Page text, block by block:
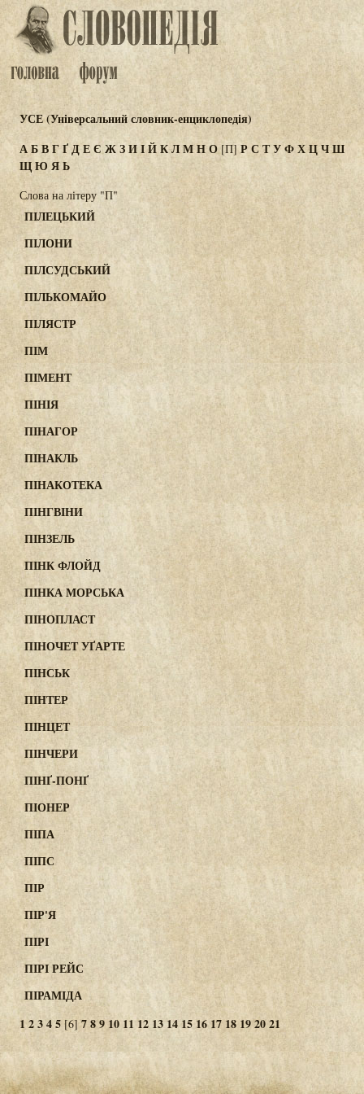
УСЕ (Універсальний словник-енциклопедія)
АБВГҐДЕЄ ЖЗИІЙКЛМНО [П]РСТУФХЦЧШ
ЩЮ ЯЬ
Слова на літеру "П"
ПІЛЕЦЬКИЙ
ПІЛОНИ
ПІЛСУДСЬКИЙ
ПІЛЬКОМАЙО
ПІЛЯСТР
ПІМ
ПІМЕНТ
ПІНІЯ
ПІНАГОР
ПІНАКЛЬ
ПІНАКОТЕКА
ПІНГВІНИ
ПІНЗЕЛЬ
ПІНК ФЛОЙД
ПІНКА МОРСЬКА
ПІНОПЛАСТ
ПІНОЧЕТ УҐАРТЕ
ПІНСЬК
ПІНТЕР
ПІНЦЕТ
ПІНЧЕРИ
ПІНҐ-ПОНҐ
ПІОНЕР
ПІПА
ПІПС
ПІР
ПІР'Я
ПІРІ
ПІРІ РЕЙС
ПІРАМІДА
12345 [6] 789 10 11 12 1314 1516 17 18 192021